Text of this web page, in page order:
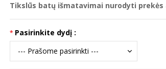
Tikslūs batų išmatavimai nurodyti prekės
Pasirinkite dydį :